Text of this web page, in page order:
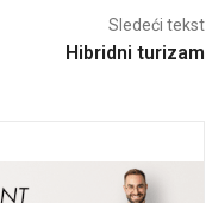
Sledeći tekst
Hibridni turizam